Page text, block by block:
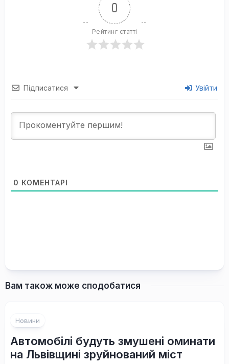
0
Рейтинг статті
Підписатися Увійти
0 КОМЕНТАРІ
Вам також може сподобатися
Новини
Автомобілі будуть змушені оминати
на Львівщині зруйнований міст